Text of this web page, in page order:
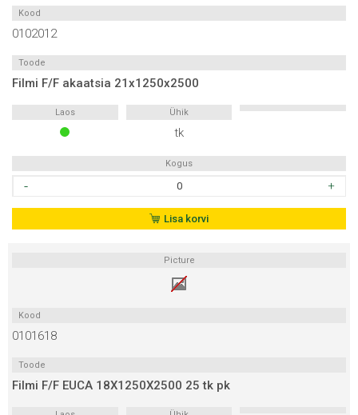
Kood
0102012
Toode
Filmi F/F akaatsia 21x1250x2500
Laos Ühik
tk
Kogus
21x1250x2500
Lisa korvi
Picture
Kood
0101618
Toode
Filmi F/F EUCA 18X1250X2500 25 tk pk